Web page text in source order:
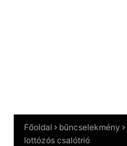
Főoldal bűncselekmény
lottózós csalótrió